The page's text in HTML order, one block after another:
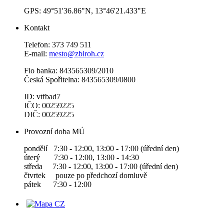
GPS: 49°51'36.86"N, 13°46'21.433"E
Kontakt
Telefon: 373 749 511
E-mail: mesto@zbiroh.cz
Fio banka: 843565309/2010
Česká Spořitelna: 843565309/0800
ID: vtfbad7
IČO: 00259225
DIČ: 00259225
Provozní doba MÚ
pondělí 7:30 - 12:00, 13:00 - 17:00 (úřední den)
úterý 7:30 - 12:00, 13:00 - 14:30
středa 7:30 - 12:00, 13:00 - 17:00 (úřední den)
čtvrtek pouze po předchozí domluvě
pátek 7:30 - 12:00